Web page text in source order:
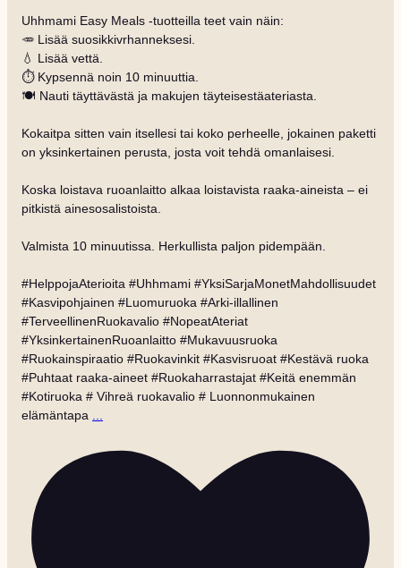
Uhhmami Easy Meals -tuotteilla teet vain näin:
🥕 Lisää suosikkivrhanneksesi.
💧 Lisää vettä.
⏱️ Kypsennä noin 10 minuuttia.
🍽️ Nauti täyttävästä ja makujen täyteisestäateriasta.
Kokaitpa sitten vain itsellesi tai koko perheelle, jokainen paketti
on yksinkertainen perusta, josta voit tehdä omanlaisesi.
Koska loistava ruoanlaitto alkaa loistavista raaka-aineista – ei
pitkistä ainesosalistoista.
Valmista 10 minuutissa. Herkullista paljon pidempään.
#HelppojaAterioita #Uhhmami #YksiSarjaMonetMahdollisuudet
#Kasvipohjainen #Luomuruoka #Arki-illallinen
#TerveellinenRuokavalio #NopeatAteriat
#YksinkertainenRuoanlaitto #Mukavuusruoka
#Ruokainspiraatio #Ruokavinkit #Kasvisruoat #Kestävä ruoka
#Puhtaat raaka-aineet #Ruokaharrastajat #Keitä enemmän
#Kotiruoka # Vihreä ruokavalio # Luonnonmukainen
elämäntapa